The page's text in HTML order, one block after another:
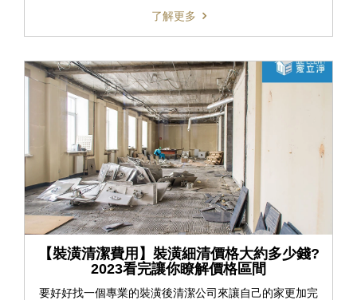
了解更多
【裝潢清潔費用】裝潢細清價格大約多少錢?
2023看完讓你瞭解價格區間
要好好找一個專業的裝潢後清潔公司來讓自己的家更加完